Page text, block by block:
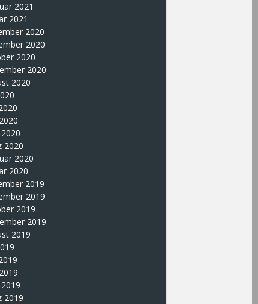
2021
2021
2020
2020
2020
2020
2020
2020
2020
2020
2019
2019
2019
2019
2019
2019